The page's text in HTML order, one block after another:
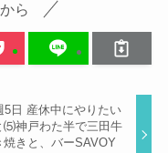
ら
5日 産休中にやりたい
⑸神戸わた半で三田牛
焼きと、バーSAVOY